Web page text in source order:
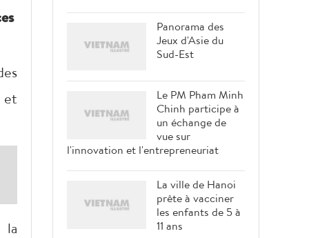
et
la
Panorama des
Jeux d'Asie du
Sud-Est
Le PM Pham Minh
Chinh participe à
un échange de
vue sur
l'innovation et l'entrepreneuriat
La ville de Hanoi
prête à vacciner
les enfants de 5 à
11 ans